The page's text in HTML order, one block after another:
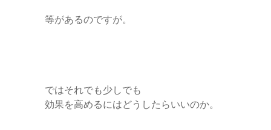
等があるのですが。
ではそれでも少しでも
効果を高めるにはどうしたらいいのか。